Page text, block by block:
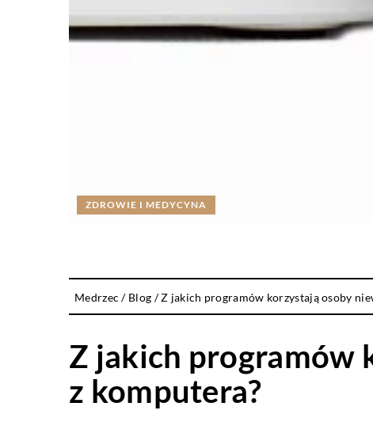
ZDROWIE I MEDYCYNA
Medrzec / Blog /Z jakich programów korzystają osoby
Z jakich programów
z komputera?